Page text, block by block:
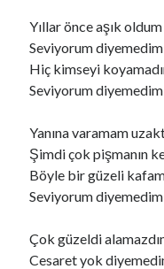
Son Yorumlar
BAĞIŞLA ADINIiçindario72
BAĞIŞLA ADINIiçin
BAĞIŞLA ADINIiçinZoe72
BAĞIŞLA ADINIiçin
Ara
Yıllar önce aşık
Seviyorum
Hiç kimseyi
Seviyorum
Yanına varamam
Şimdi çok pişmanın
Böyle bir güzeli
Seviyorum
Çok güzeldi
Cesaret yok